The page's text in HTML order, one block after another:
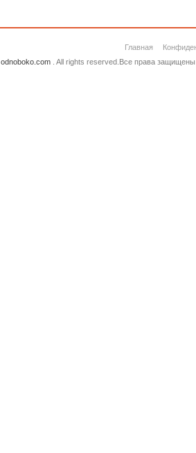
Главная
odnoboko.com. All rights reserved.Все права защищены.